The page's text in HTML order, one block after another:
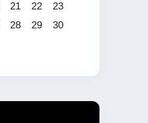
21 22
23
28 29
30